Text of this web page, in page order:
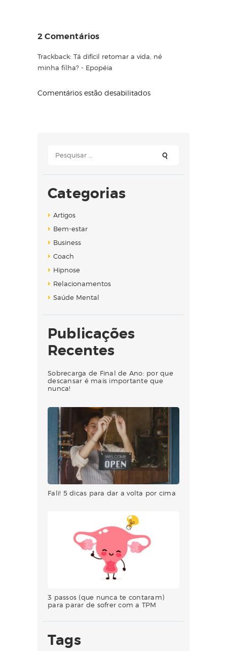
2 Comentários
Trackback: Tá difícil retomar a vida, né
minha filha? - Epopéia
Comentários estão desabilitados
Categorias
Artigos
Bem-estar
Business
Coach
Hipnose
Relacionamentos
Saúde Mental
Publicações
Recentes
Sobrecarga de Final de Ano: por que
descansar é mais importante que
nunca!
Fali! 5 dicas para dar a volta por cima
3 passos (que nunca te contaram)
para parar de sofrer com a TPM
Tags